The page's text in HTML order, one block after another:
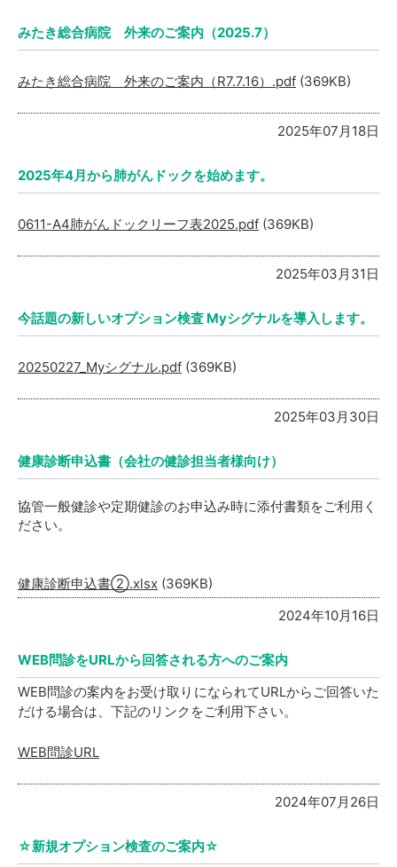
みたき総合病院 外来のご案内（2025.7）
みたき総合病院 外来のご案内（R7.7.16）.pdf (369KB)
2025年07月18日
2025年4月から肺がんドックを始めます。
0611-A4肺がんドックリーフ表2025.pdf (369KB)
2025年03月31日
今話題の新しいオプション検査 Myシグナルを導入します。
20250227_Myシグナル.pdf (369KB)
2025年03月30日
健康診断申込書（会社の健診担当者様向け）
協管一般健診や定期健診のお申込み時に添付書類をご利用く
ださい。
健康診断申込書②.xlsx (369KB)
2024年10月16日
WEB問診をURLから回答される方へのご案内
WEB問診の案内をお受け取りになられてURLからご回答いた
だける場合は、下記のリンクをご利用下さい。
WEB問診URL
2024年07月26日
☆新規オプション検査のご案内☆